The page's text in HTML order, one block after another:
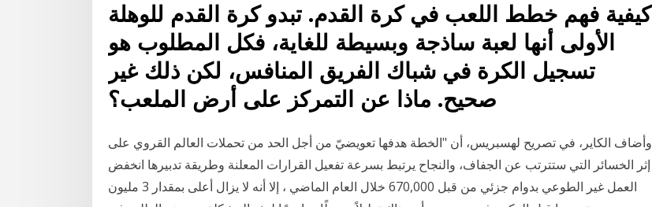
كيفية فهم خطط اللعب في كرة القدم. تبدو كرة القدم للوهلة
الأولى أنها لعبة ساذجة وبسيطة للغاية، فكل المطلوب هو
تسجيل الكرة في شباك الفريق المنافس، لكن ذلك غير
صحيح. ماذا عن التمركز على أرض الملعب؟
وأضاف الكاير، في تصريح لهسبريس، أن "الخطة هدفها تعويضيّ من أجل الحد من تحملات العالم القروي على
إثر الخسائر التي ستترتب عن الجفاف، والنجاح يرتبط بسرعة تفعيل القرارات المعلنة وطريقة تدبيرها انخفض
العمل غير الطوعي بدوام جزئي من قبل 670,000 خلال العام الماضي ، إلا أنه لا يزال أعلى بمقدار 3 مليون